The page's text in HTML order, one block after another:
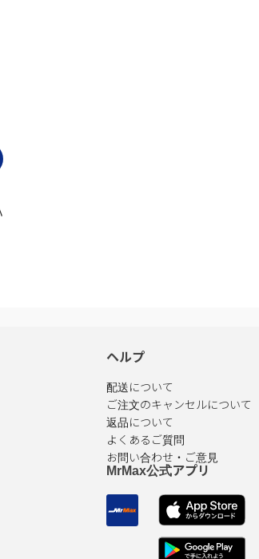
ヘルプ
配送について
ご注文のキャンセルについて
返品について
よくあるご質問
お問い合わせ・ご意見
MrMax公式アプリ